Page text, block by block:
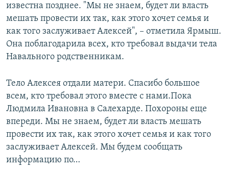
известна позднее. "Мы не знаем, будет ли власть
мешать провести их так, как этого хочет семья и
как того заслуживает Алексей", – отметила Ярмыш.
Она поблагодарила всех, кто требовал выдачи тела
Навального родственникам.
Тело Алексея отдали матери. Спасибо большое
всем, кто требовал этого вместе с нами.Пока
Людмила Ивановна в Салехарде. Похороны еще
впереди. Мы не знаем, будет ли власть мешать
провести их так, как этого хочет семья и как того
заслуживает Алексей. Мы будем сообщать
информацию по…